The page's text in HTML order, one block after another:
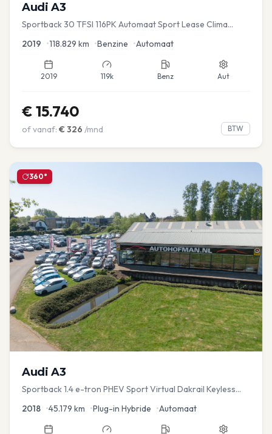
Audi A3
Sportback 30 TFSI 116PK Automaat Sport Lease Clima
2019 •118.829 km •Benzine •Automaat
2019 119k Benz Aut
€ 15.740
of vanaf: € 326 /mnd BTW
360°
Audi A3
Sportback 1.4 e-tron PHEV Sport Virtual Dakrail Keyless
2018 •45.179 km •Plug-in Hybride •Automaat